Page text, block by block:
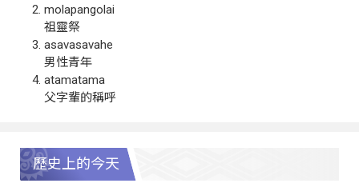
molapangolai
祖靈祭
asavasavahe
男性青年
atamatama
父字輩的稱呼
歷史上的今天